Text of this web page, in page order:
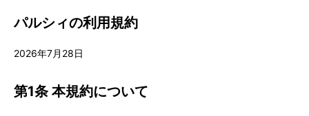
パルシィの利用規約
2026年7月28日
第1条 本規約について